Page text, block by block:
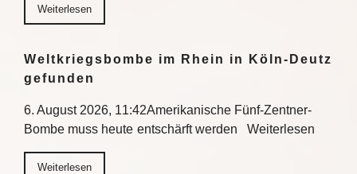
Weiterlesen
Weltkriegsbombe im Rhein in Köln-Deutz
gefunden
6. August 2026, 11:42Amerikanische Fünf-Zentner-
Bombe muss heute entschärft werden Weiterlesen
Weiterlesen